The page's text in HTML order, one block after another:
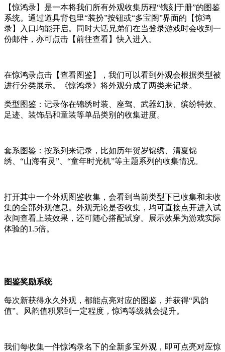
【惊鸿录】是一本将我们所有外观收集历程“镌刻于册”的图鉴
系统。通过道具背包里“装扮”按钮或“多宝阁”界面的【惊鸿
录】入口均能开启。同时大话兄弟们在当登录游戏时会收到一
份邮件，亦可点击【前往查看】快入进入。
在惊鸿录点击【查看图鉴】，我们可以看到外观会根据类型被
进行分类展示。《惊鸿录》将外观分成了两类来记录。
类型图鉴：记录你在锦绣时装、座驾、武器幻肤、缤纷特效、
足迹、装饰品和童装等单品类别的收集进度。
套系图鉴：按系列来记录，比如历年贺岁锦绣、清夏锦
绣、“山海有灵”、“童年时光机”等主题系列的收集情况。
打开其中一个外观图鉴收集，会看到当前类型下已收集和未收
集的全部外观信息。外观无论是否收集，均可直接点开进入试
衣间查看上装效果，还可随心搭配试穿。展示效果为游戏实际
体验的1.5倍。
图鉴奖励系统
每次新获得永久外观，都能点亮对应的图鉴，并获得“风韵
值”。风韵值积累到一定程度，惊鸿等级就会提升。
我们每收集一件惊鸿录名下的全新多宝外观，即可点亮对应惊